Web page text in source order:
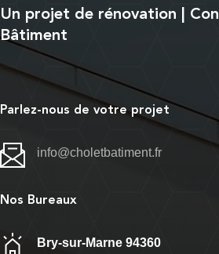
Un projet de rénovation |
Bâtiment
Parlez-nous de votre projet
info@choletbatiment.fr
Nos Bureaux
Bry-sur-Marne 94360